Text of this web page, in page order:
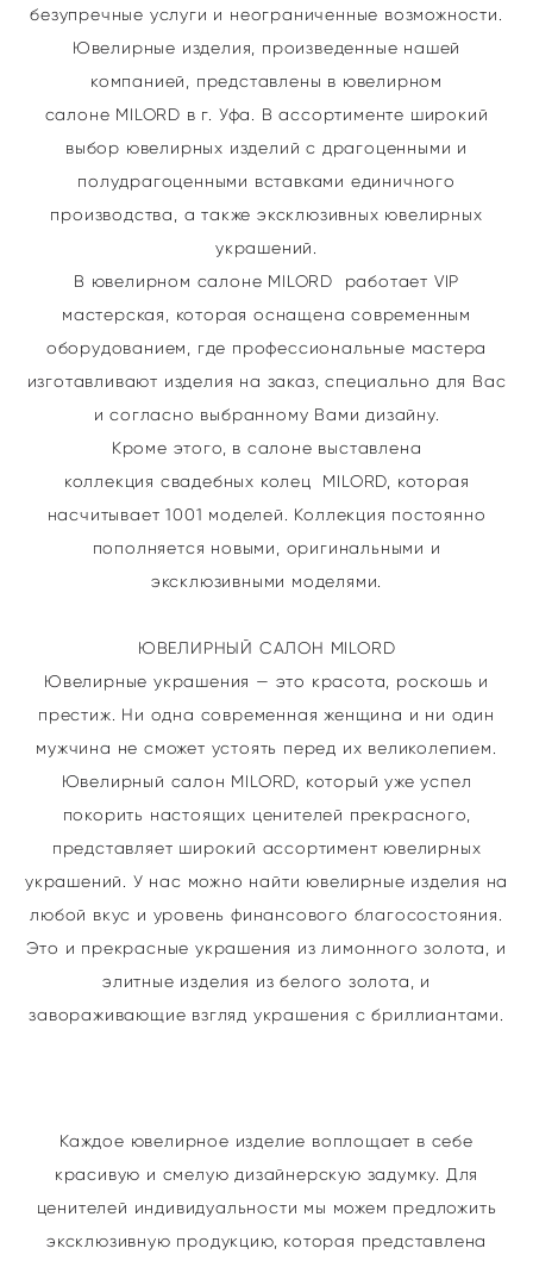
безупречные услуги и неограниченные возможности.
Ювелирные изделия, произведенные нашей
компанией, представлены в ювелирном
салоне MILORD в г. Уфа. В ассортименте широкий
выбор ювелирных изделий с драгоценными и
полудрагоценными вставками единичного
производства, а также эксклюзивных ювелирных
украшений.
В ювелирном салоне MILORD работает VIP
мастерская, которая оснащена современным
оборудованием, где профессиональные мастера
изготавливают изделия на заказ, специально для Вас
и согласно выбранному Вами дизайну.
Кроме этого, в салоне выставлена
коллекция свадебных колец MILORD, которая
насчитывает 1001 моделей. Коллекция постоянно
пополняется новыми, оригинальными и
эксклюзивными моделями.
ЮВЕЛИРНЫЙ САЛОН MILORD
Ювелирные украшения — это красота, роскошь и
престиж. Ни одна современная женщина и ни один
мужчина не сможет устоять перед их великолепием.
Ювелирный салон MILORD, который уже успел
покорить настоящих ценителей прекрасного,
представляет широкий ассортимент ювелирных
украшений. У нас можно найти ювелирные изделия на
любой вкус и уровень финансового благосостояния.
Это и прекрасные украшения из лимонного золота, и
элитные изделия из белого золота, и
завораживающие взгляд украшения с бриллиантами.
Каждое ювелирное изделие воплощает в себе
красивую и смелую дизайнерскую задумку. Для
ценителей индивидуальности мы можем предложить
эксклюзивную продукцию, которая представлена